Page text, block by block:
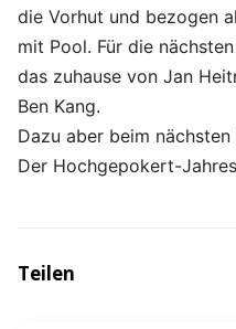
die Vorhut und bezogen
mit Pool. Für die
das zuhause von Jan
Ben Kang.
Dazu aber beim
Der Hochgepokert-
Teilen